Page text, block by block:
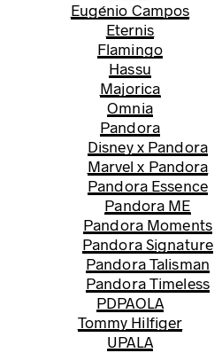
Eugénio Campos
Eternis
Flamingo
Hassu
Majorica
Omnia
Pandora
Disney x Pandora
Marvel x Pandora
Pandora Essence
Pandora ME
Pandora Moments
Pandora Signature
Pandora Talisman
Pandora Timeless
PDPAOLA
Tommy Hilfiger
UPALA